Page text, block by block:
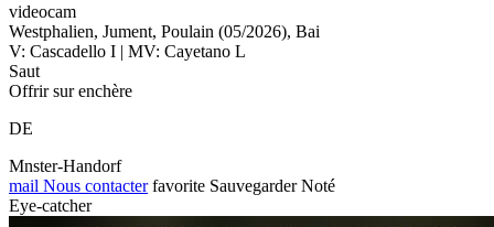
videocam
Westphalien, Jument, Poulain (05/2026), Bai
V: Cascadello I | MV: Cayetano L
Saut
Offrir sur enchère
DE
Mnster-Handorf
mail Nous contacter favorite Sauvegarder Noté
Eye-catcher